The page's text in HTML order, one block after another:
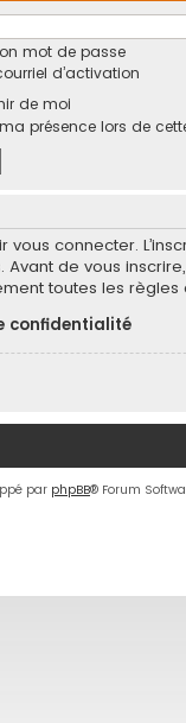
mot de passe
d’activation
de moi
présence lors de
connecter.
Avant de vous
toutes les
confidentialité
par phpBB® Forum